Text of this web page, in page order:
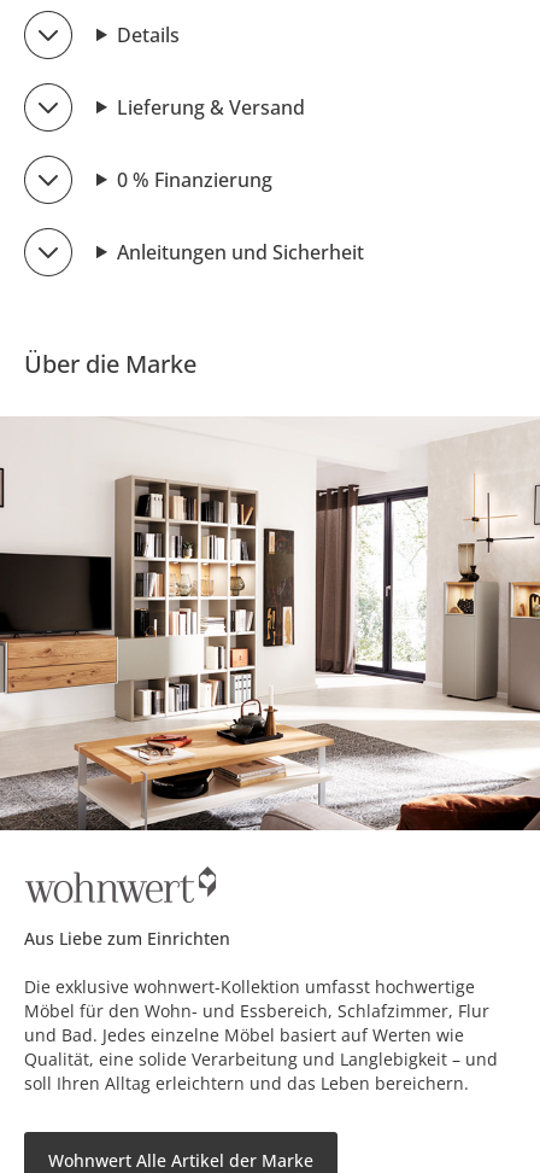
Details
Lieferung & Versand
0 % Finanzierung
Anleitungen und Sicherheit
Über die Marke
Aus Liebe zum Einrichten
Die exklusive wohnwert-Kollektion umfasst hochwertige
Möbel für den Wohn- und Essbereich, Schlafzimmer, Flur
und Bad. Jedes einzelne Möbel basiert auf Werten wie
Qualität, eine solide Verarbeitung und Langlebigkeit – und
soll Ihren Alltag erleichtern und das Leben bereichern.
Wohnwert Alle Artikel der Marke